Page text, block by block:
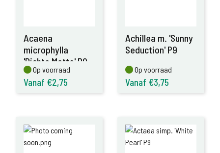
Acaena
microphylla
'Dichte Matte' P9
Op voorraad
Op voorraad
Vanaf €2,75
Achillea m. 'Sunny
Seduction' P9
Op voorraad
Op voorraad
Vanaf €3,75